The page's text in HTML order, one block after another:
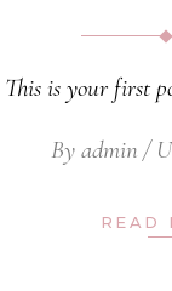
This is your
By admin
READ